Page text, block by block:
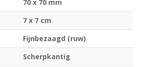
70 x 70 mm
7 x 7 cm
Fijnbezaagd (ruw)
Scherpkantig